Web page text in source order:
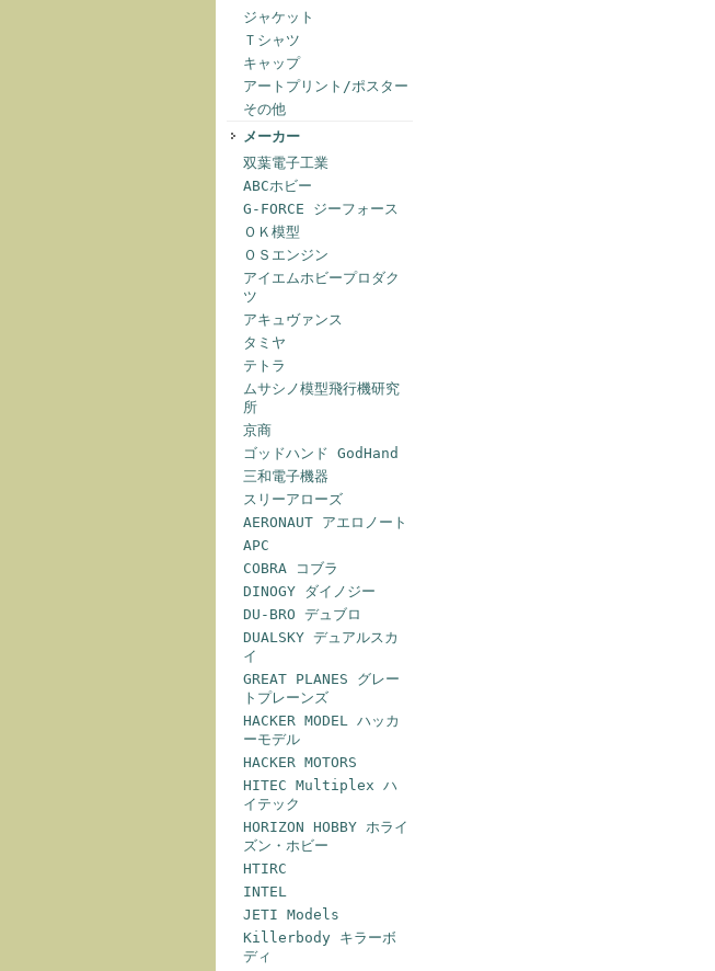
ジャケット
Ｔシャツ
キャップ
アートプリント/ポスター
その他
メーカー
双葉電子工業
ABCホビー
G-FORCE ジーフォース
ＯＫ模型
ＯＳエンジン
アイエムホビープロダク
ツ
アキュヴァンス
タミヤ
テトラ
ムサシノ模型飛行機研究
所
京商
ゴッドハンド GodHand
三和電子機器
スリーアローズ
AERONAUT アエロノート
APC
COBRA コブラ
DINOGY ダイノジー
DU-BRO デュブロ
DUALSKY デュアルスカ
イ
GREAT PLANES グレー
トプレーンズ
HACKER MODEL ハッカ
ーモデル
HACKER MOTORS
HITEC Multiplex ハ
イテック
HORIZON HOBBY ホライ
ズン・ホビー
HTIRC
INTEL
JETI Models
Killerbody キラーボ
ディ